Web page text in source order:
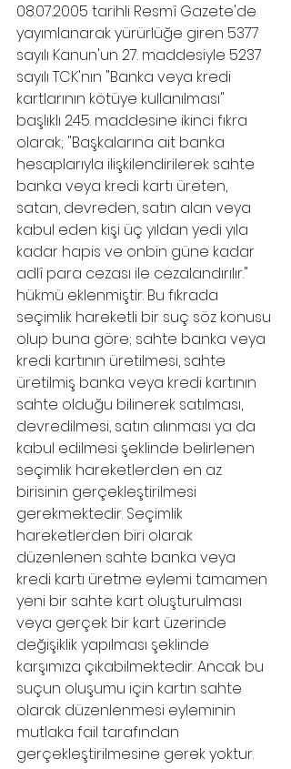
08.07.2005 tarihli Resmî Gazete'de
yayımlanarak yürürlüğe giren 5377
sayılı Kanun'un 27. maddesiyle 5237
sayılı TCK'nın "Banka veya kredi
kartlarının kötüye kullanılması"
başlıklı 245. maddesine ikinci fıkra
olarak; "Başkalarına ait banka
hesaplarıyla ilişkilendirilerek sahte
banka veya kredi kartı üreten,
satan, devreden, satın alan veya
kabul eden kişi üç yıldan yedi yıla
kadar hapis ve onbin güne kadar
adlî para cezası ile cezalandırılır."
hükmü eklenmiştir. Bu fıkrada
seçimlik hareketli bir suç söz konusu
olup buna göre; sahte banka veya
kredi kartının üretilmesi, sahte
üretilmiş banka veya kredi kartının
sahte olduğu bilinerek satılması,
devredilmesi, satın alınması ya da
kabul edilmesi şeklinde belirlenen
seçimlik hareketlerden en az
birisinin gerçekleştirilmesi
gerekmektedir. Seçimlik
hareketlerden biri olarak
düzenlenen sahte banka veya
kredi kartı üretme eylemi tamamen
yeni bir sahte kart oluşturulması
veya gerçek bir kart üzerinde
değişiklik yapılması şeklinde
karşımıza çıkabilmektedir. Ancak bu
suçun oluşumu için kartın sahte
olarak düzenlenmesi eyleminin
mutlaka fail tarafından
gerçekleştirilmesine gerek yoktur.